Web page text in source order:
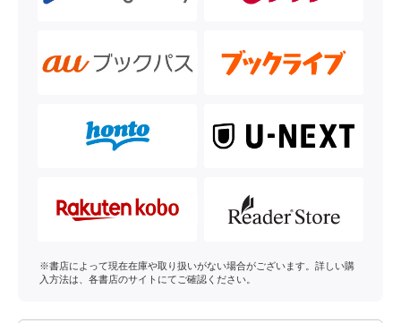
※書店によって現在在庫や取り扱いがない場合がございます。詳しい購
入方法は、各書店のサイトにてご確認ください。